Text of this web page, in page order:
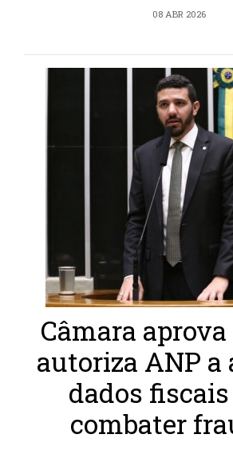
08 ABR 2026
Câmara aprova
autoriza ANP a
dados
combater